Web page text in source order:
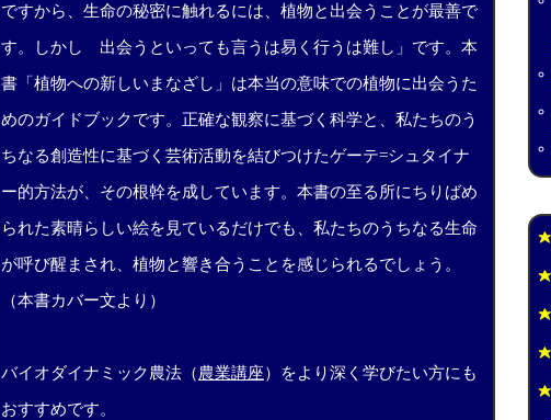
ですから、生命の秘密に触れるには、植物と出会うことが最善で
す。しかし 出会うといっても言うは易く行うは難し」です。本
書「植物への新しいまなざし」は本当の意味での植物に出会うた
めのガイドブックです。正確な観察に基づく科学と、私たちのう
ちなる創造性に基づく芸術活動を結びつけたゲーテ=シュタイナ
ー的方法が、その根幹を成しています。本書の至る所にちりばめ
られた素晴らしい絵を見ているだけでも、私たちのうちなる生命
が呼び醒まされ、植物と響き合うことを感じられるでしょう。
（本書カバー文より）
バイオダイナミック農法（農業講座）をより深く学びたい方にも
おすすめです。